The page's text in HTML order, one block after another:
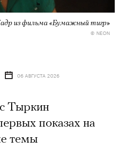
из фильма «Бумажный тигр»
© NEON
06 АВГУСТА 2026
Тыркин
показах на
темы